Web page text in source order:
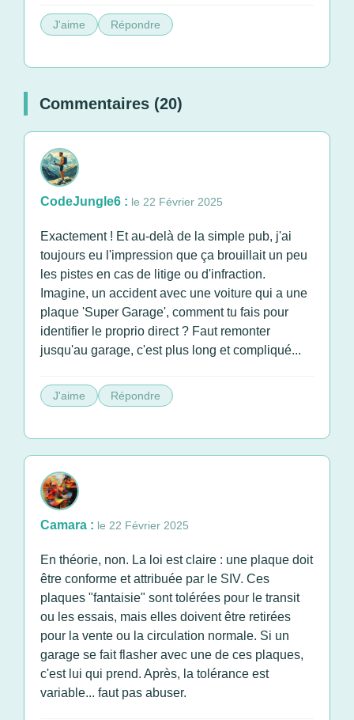
J'aime Répondre
Commentaires (20)
CodeJungle6 : le 22 Février 2025
Exactement ! Et au-delà de la simple pub, j'ai
toujours eu l'impression que ça brouillait un peu
les pistes en cas de litige ou d'infraction.
Imagine, un accident avec une voiture qui a une
plaque 'Super Garage', comment tu fais pour
identifier le proprio direct ? Faut remonter
jusqu'au garage, c'est plus long et compliqué...
J'aime Répondre
Camara : le 22 Février 2025
En théorie, non. La loi est claire : une plaque doit
être conforme et attribuée par le SIV. Ces
plaques "fantaisie" sont tolérées pour le transit
ou les essais, mais elles doivent être retirées
pour la vente ou la circulation normale. Si un
garage se fait flasher avec une de ces plaques,
c'est lui qui prend. Après, la tolérance est
variable... faut pas abuser.